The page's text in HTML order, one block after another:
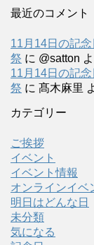
最近のコメント
11月14日の記
祭 に @satton
11月14日の記
祭 に 髙木麻里
カテゴリー
ご挨拶
イベント
イベント情報
オンラインイベ
明日はどんな日
未分類
気になる